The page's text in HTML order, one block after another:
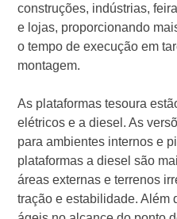
construções, indústrias,
e lojas, proporcionando
o tempo de execução em
montagem.
As plataformas tesoura
elétricos e a diesel. As
para ambientes internos e
plataformas a diesel são
áreas externas e terrenos
tração e estabilidade. Além